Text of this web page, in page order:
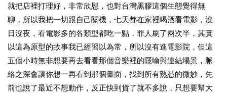
THT 九週年紀念 T-shirt
NT$ 780
NT$ 880
- +
就把店裡打理好，非常欣慰，也對台灣黑膠這個生態覺得無
聊，所以我把一切跟自己關機，七天都在家裡喝酒看電影，沒
日沒夜，看電影多的各類型都吃一點，罪人刷了兩次半，其實
以這為原型的故事我已經習以為常，所以沒有進電影院，但這
五個小時無非想要再去看看那個音樂裡的隱喻與連結場景，脈
絡之深會讓你想一再看到那個畫面，找到所有熟悉的微妙，先
前也說了最近不想動作，反正快到貨了就不多說，只想要幫大